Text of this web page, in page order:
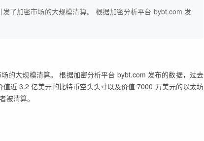
了加密市场的大规模清算。 根据加密分析平台 bybt.com 发
的大规模清算。 根据加密分析平台 bybt.com 发布的数据，过去
近 3.2 亿美元的比特币空头头寸以及价值 7000 万美元的以太坊
被清算。